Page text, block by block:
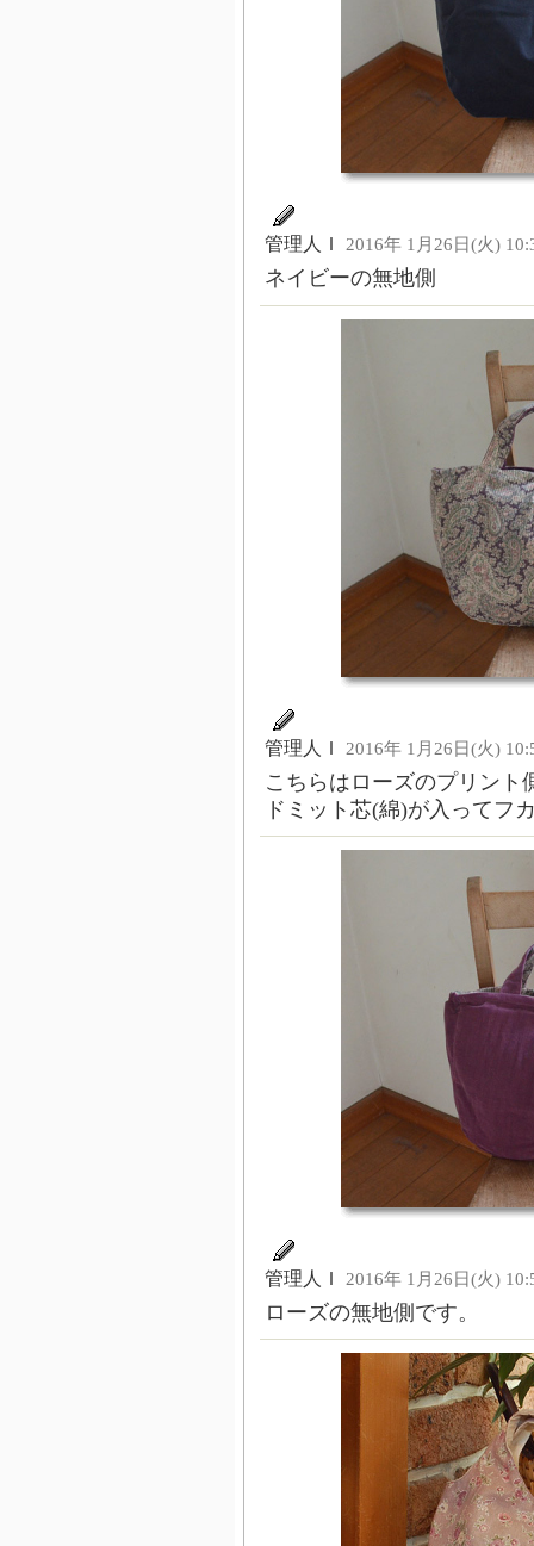
管理人Ｉ 2016年 1月26日(火)
ネイビーの無地側
管理人Ｉ 2016年 1月26日(火)
こちらはローズのプリント
ドミット芯(綿)が入ってフ
管理人Ｉ 2016年 1月26日(火)
ローズの無地側です。